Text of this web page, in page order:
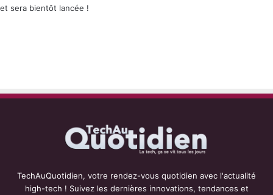
et sera bientôt lancée !
TechAuQuotidien, votre rendez-vous quotidien avec l'actualité
high-tech ! Suivez les dernières innovations, tendances et